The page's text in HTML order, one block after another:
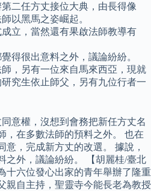
二任方丈接位大典，由長得像
以黑馬之姿崛起。
立，當然還有果啟法師教導有
得很出意料之外，議論紛紛。
，另有一位來自馬來西亞，現就
究生依止師父，另有九位行者一
意權，沒想到會務把新任方丈名
，在多數法師的預料之外。 也在
意，完成新方丈的改選。 據說，
之外，議論紛紛。 【胡麗桂/臺北
十六位發心出家的青年舉辦了隆重
親自主持，聖靈寺今能長老為教授